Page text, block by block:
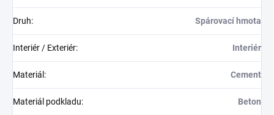
Druh: Spárovací hmota
Interiér / Exteriér: Interiér
Materiál : Cement
Materiál podkladu: Beton